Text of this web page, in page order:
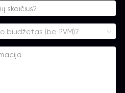
biudžetas (be PVM)?